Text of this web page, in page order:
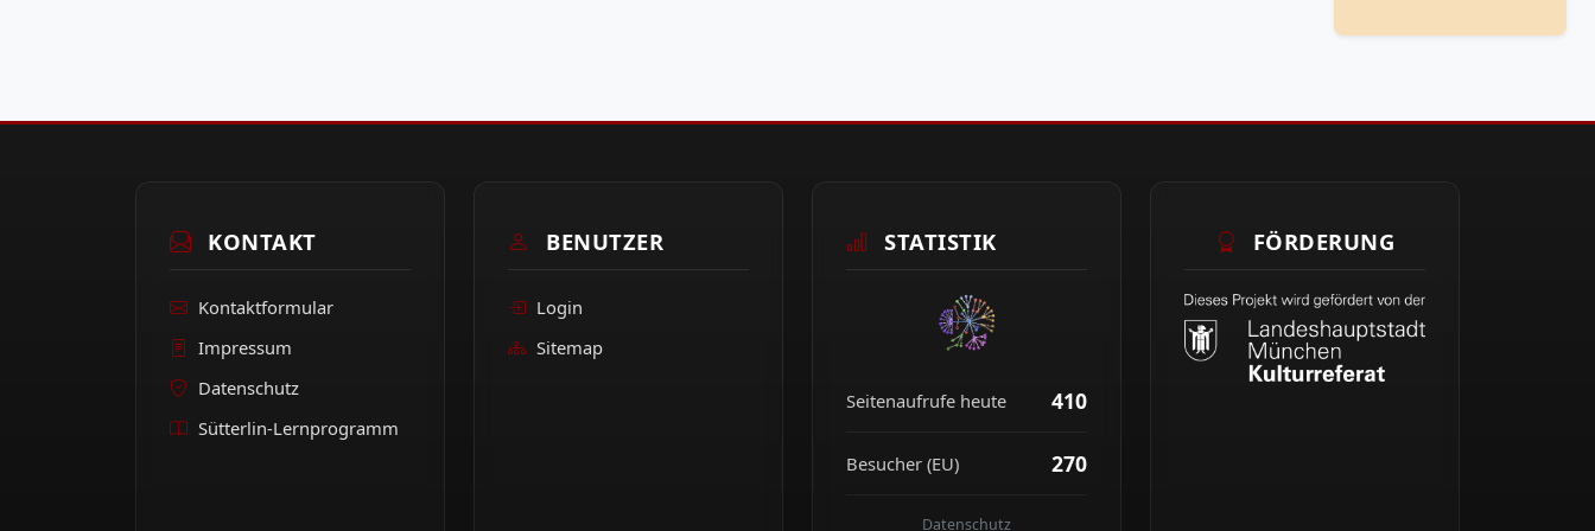
KONTAKT
Kontaktformular
Impressum
Datenschutz
Sütterlin-Lernprogramm
BENUTZER
Login
Sitemap
STATISTIK
Seitenaufrufe heute 410
Besucher (EU) 270
Datenschutz
FÖRDERUNG